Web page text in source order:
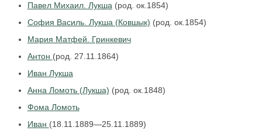
Павел Михаил. Лукша(род. ок.1854)
София Василь. Лукша (Ковшык) (род. ок.1854)
Мария Матфей. Гринкевич
Антон (род. 27.11.1864)
Иван Лукша
Анна Ломоть (Лукша) (род. ок.1848)
Фома Ломоть
Иван (18.11.1889—25.11.1889)